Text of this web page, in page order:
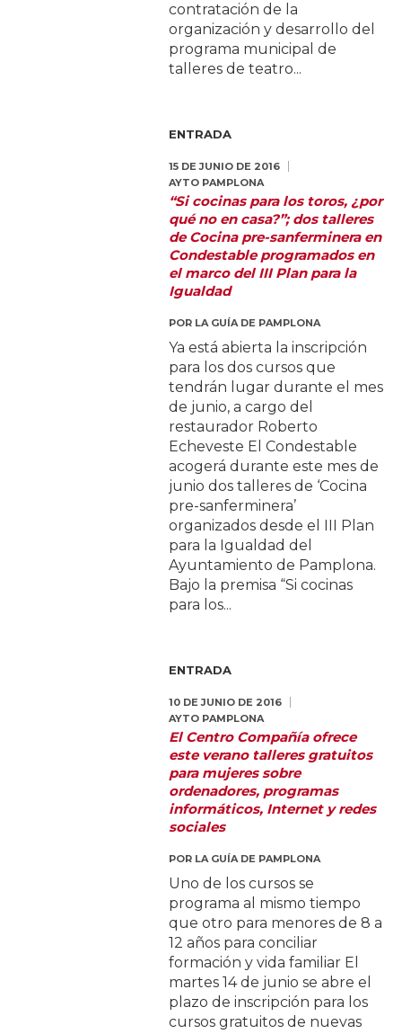
contratación de la
organización y desarrollo del
programa municipal de
talleres de teatro...
ENTRADA
15 DE JUNIO DE 2016
AYTO PAMPLONA
“Si cocinas para los toros, ¿por
qué no en casa?”; dos talleres
de Cocina pre-sanferminera en
Condestable programados en
el marco del III Plan para la
Igualdad
POR LA GUÍA DE PAMPLONA
Ya está abierta la inscripción
para los dos cursos que
tendrán lugar durante el mes
de junio, a cargo del
restaurador Roberto
Echeveste El Condestable
acogerá durante este mes de
junio dos talleres de ‘Cocina
pre-sanferminera’
organizados desde el III Plan
para la Igualdad del
Ayuntamiento de Pamplona.
Bajo la premisa “Si cocinas
para los...
ENTRADA
10 DE JUNIO DE 2016
AYTO PAMPLONA
El Centro Compañía ofrece
este verano talleres gratuitos
para mujeres sobre
ordenadores, programas
informáticos, Internet y redes
sociales
POR LA GUÍA DE PAMPLONA
Uno de los cursos se
programa al mismo tiempo
que otro para menores de 8 a
12 años para conciliar
formación y vida familiar El
martes 14 de junio se abre el
plazo de inscripción para los
cursos gratuitos de nuevas